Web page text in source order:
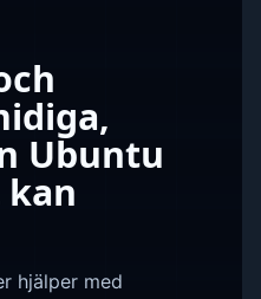
Ubuntu
kan
hjälper med